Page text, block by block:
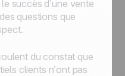
succès d’une vente
questions que
du constat que
clients n’ont pas